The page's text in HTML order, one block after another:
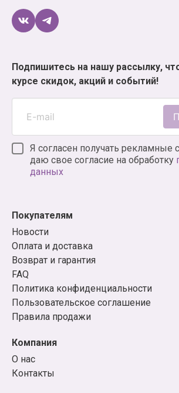
Подпишитесь на нашу рассылку,
курсе скидок, акций и событий!
Я согласен получать рекламные
даю свое согласие на обработку
данных
Покупателям
Новости
Оплата и доставка
Возврат и гарантия
FAQ
Политика конфиденциальности
Пользовательское соглашение
Правила продажи
Компания
О нас
Контакты